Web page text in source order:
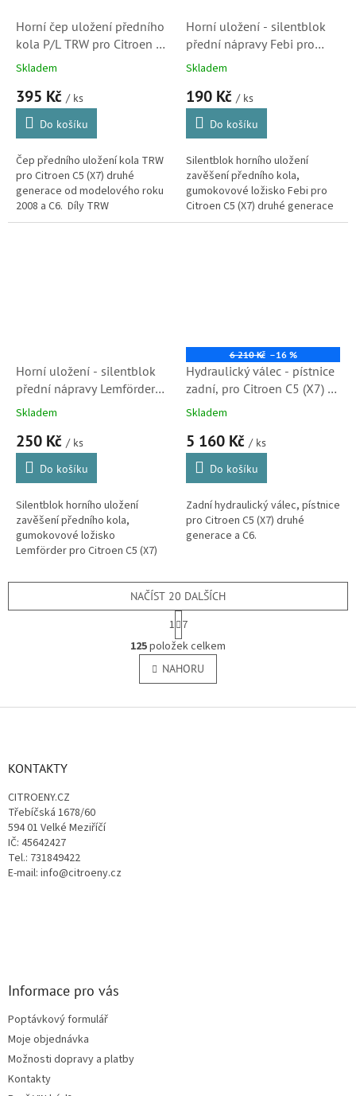
Horní čep uložení předního
kola P/L TRW pro Citroen C5
(X7) a C6 (364057, 364074,
Skladem
395 Kč / ks
Do košíku
Čep předního uložení kola TRW
pro Citroen C5 (X7) druhé
generace od modelového roku
2008 a C6. Díly TRW
jsou srovnatelné kvalitou s
Horní uložení - silentblok
přední nápravy Febi pro
Citroen C5 a C6 (3523CA,
Skladem
190 Kč / ks
Do košíku
Silentblok horního uložení
zavěšení předního kola,
gumokovové ložisko Febi pro
Citroen C5 (X7) druhé generace
od modelového roku 2008 a C6.
Horní uložení - silentblok
přední nápravy Lemförder
pro Citroen C5 a C6
Skladem
250 Kč / ks
Do košíku
Silentblok horního uložení
zavěšení předního kola,
gumokovové ložisko
Lemförder pro Citroen C5 (X7)
roku 2008 a C6.
6 210 Kč –16 %
Hydraulický válec - pístnice
zadní, pro Citroen C5 (X7) a
C6 (tlumič, 527299)
Skladem
5 160 Kč / ks
Do košíku
Zadní hydraulický válec, pístnice
pro Citroen C5 (X7) druhé
generace a C6.
O
v
l
á
NAČÍST 20 DALŠÍCH
S
t
r
á
n
k
v
1 7
125položek celkem
NAHORU
KONTAKTY
CITROENY.CZ
Třebíčská 1678/60
594 01 Velké Meziříčí
IČ: 45642427
Tel.: 731849422
E-mail: info@citroeny.cz
Informace pro vás
Poptávkový formulář
Moje objednávka
Možnosti dopravy a platby
Kontakty